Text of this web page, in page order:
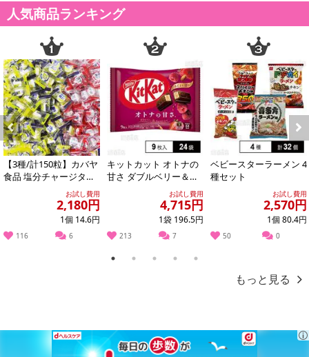
頑張るあなたに、ほっと安らぐスイーツタイム♪
個包装なので家事の合間・休憩時間・お仕事終わり・一日のご褒
美・ティータイムなどお好きな時に気軽に食べられます！
人気商品ランキング
Previous
【3種/計150粒】カバヤ
食品 塩分チャージタブ
レッツ（塩レモン味・
スポーツドリ...
お試し費用
2,180円
1個 14.6円
116 6
キットカット オトナの
甘さ ダブルベリー＆ナ
ッツ仕立て 9枚入お試し費用
4,715円
1袋 196.5円
213 7
ベビースターラーメン 4
種セット
お試し費用
2,570円
1個 80.4円
50 0
Next
1 2 3 4 5
もっと見る